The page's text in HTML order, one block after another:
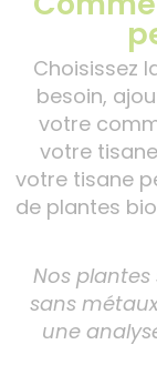
Choisissez
besoin,
votre
votre
votre tisane
de plantes
Nos
sans
une